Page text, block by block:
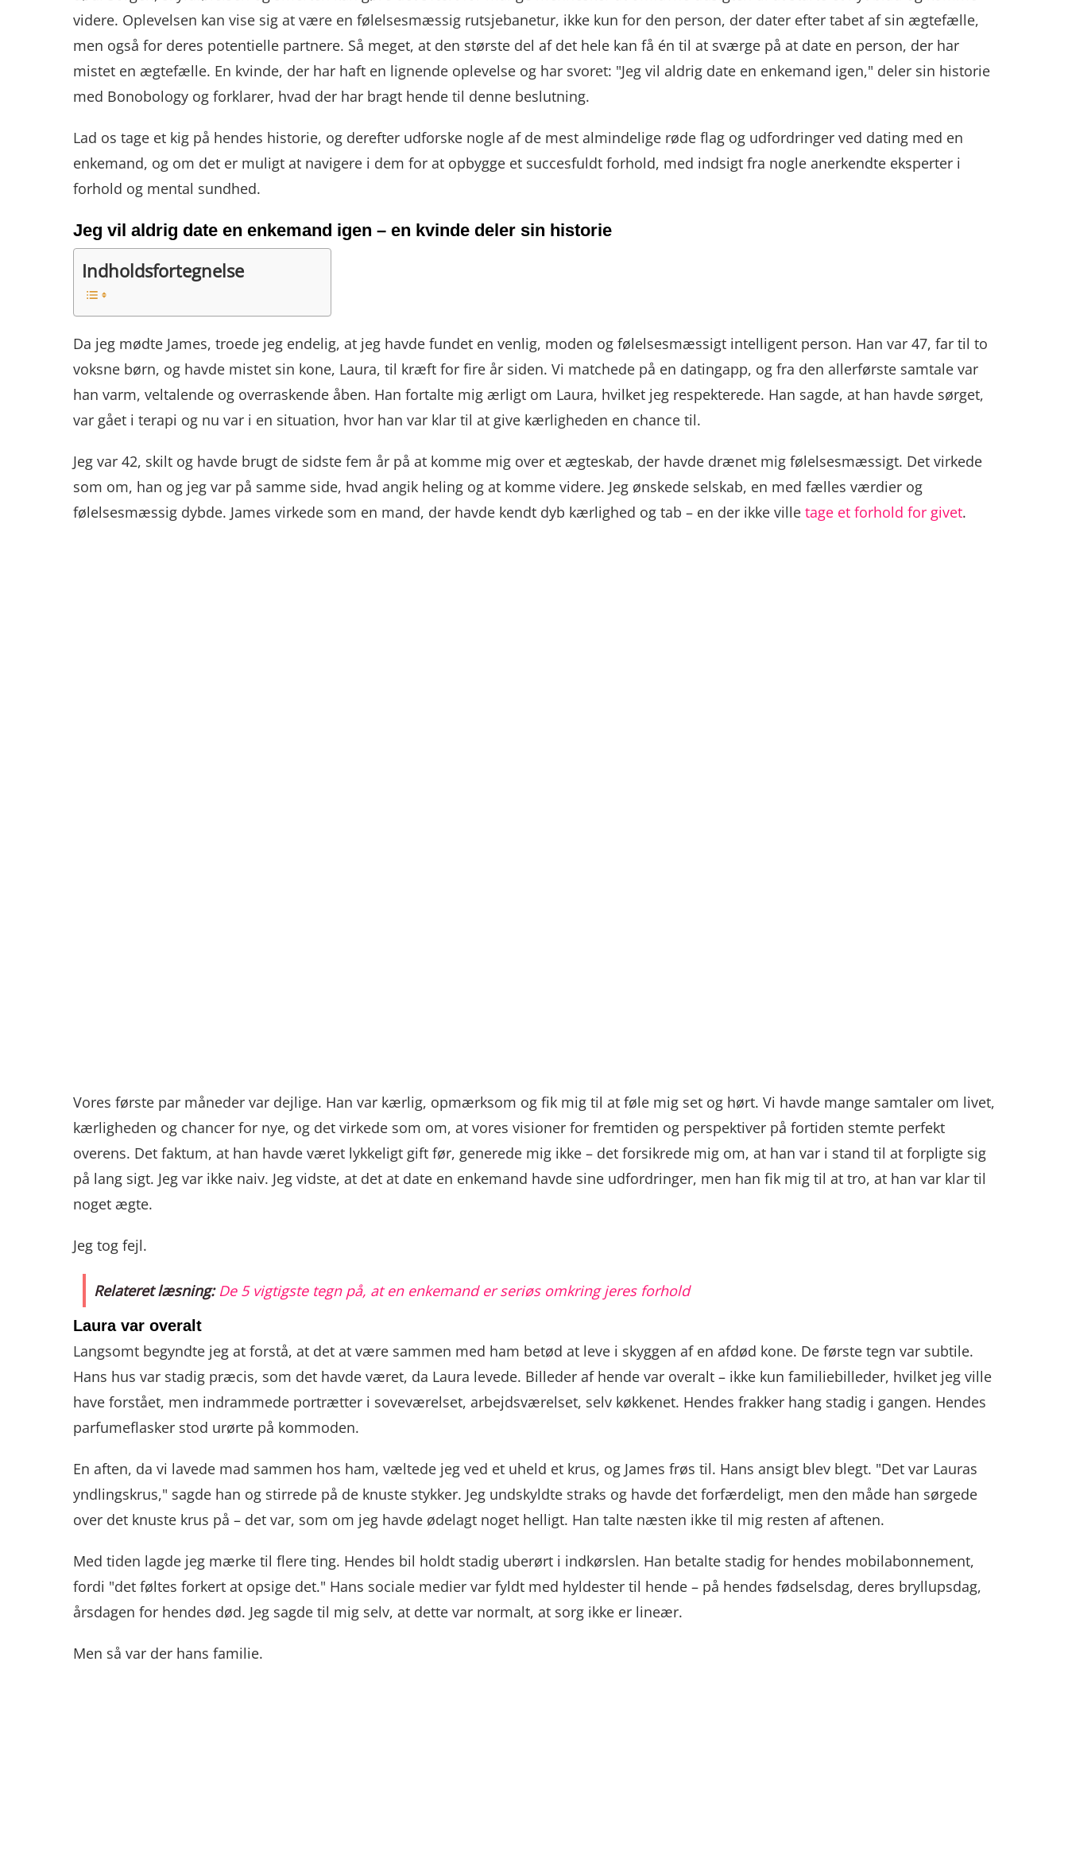
videre. Oplevelsen kan vise sig at være en følelsesmæssig rutsjebanetur, ikke kun for den person, der dater efter tabet af sin ægtefælle,
men også for deres potentielle partnere. Så meget, at den største del af det hele kan få én til at sværge på at date en person, der har
mistet en ægtefælle. En kvinde, der har haft en lignende oplevelse og har svoret: "Jeg vil aldrig date en enkemand igen," deler sin historie
med Bonobology og forklarer, hvad der har bragt hende til denne beslutning.
Lad os tage et kig på hendes historie, og derefter udforske nogle af de mest almindelige røde flag og udfordringer ved dating med en
enkemand, og om det er muligt at navigere i dem for at opbygge et succesfuldt forhold, med indsigt fra nogle anerkendte eksperter i
forhold og mental sundhed.
Jeg vil aldrig date en enkemand igen – en kvinde deler sin historie
Indholdsfortegnelse
Da jeg mødte James, troede jeg endelig, at jeg havde fundet en venlig, moden og følelsesmæssigt intelligent person. Han var 47, far til to
voksne børn, og havde mistet sin kone, Laura, til kræft for fire år siden. Vi matchede på en datingapp, og fra den allerførste samtale var
han varm, veltalende og overraskende åben. Han fortalte mig ærligt om Laura, hvilket jeg respekterede. Han sagde, at han havde sørget,
var gået i terapi og nu var i en situation, hvor han var klar til at give kærligheden en chance til.
Jeg var 42, skilt og havde brugt de sidste fem år på at komme mig over et ægteskab, der havde drænet mig følelsesmæssigt. Det virkede
som om, han og jeg var på samme side, hvad angik heling og at komme videre. Jeg ønskede selskab, en med fælles værdier og
følelsesmæssig dybde. James virkede som en mand, der havde kendt dyb kærlighed og tab – en der ikke ville tage et forhold for givet.
Vores første par måneder var dejlige. Han var kærlig, opmærksom og fik mig til at føle mig set og hørt. Vi havde mange samtaler om livet,
kærligheden og chancer for nye, og det virkede som om, at vores visioner for fremtiden og perspektiver på fortiden stemte perfekt
overens. Det faktum, at han havde været lykkeligt gift før, generede mig ikke – det forsikrede mig om, at han var i stand til at forpligte sig
på lang sigt. Jeg var ikke naiv. Jeg vidste, at det at date en enkemand havde sine udfordringer, men han fik mig til at tro, at han var klar til
noget ægte.
Jeg tog fejl.
Relateret læsning: De 5 vigtigste tegn på, at en enkemand er seriøs omkring jeres forhold
Laura var overalt
Langsomt begyndte jeg at forstå, at det at være sammen med ham betød at leve i skyggen af ​​en afdød kone. De første tegn var subtile.
Hans hus var stadig præcis, som det havde været, da Laura levede. Billeder af hende var overalt – ikke kun familiebilleder, hvilket jeg ville
have forstået, men indrammede portrætter i soveværelset, arbejdsværelset, selv køkkenet. Hendes frakker hang stadig i gangen. Hendes
parfumeflasker stod urørte på kommoden.
En aften, da vi lavede mad sammen hos ham, væltede jeg ved et uheld et krus, og James frøs til. Hans ansigt blev blegt. "Det var Lauras
yndlingskrus," sagde han og stirrede på de knuste stykker. Jeg undskyldte straks og havde det forfærdeligt, men den måde han sørgede
over det knuste krus på – det var, som om jeg havde ødelagt noget helligt. Han talte næsten ikke til mig resten af ​​aftenen.
Med tiden lagde jeg mærke til flere ting. Hendes bil holdt stadig uberørt i indkørslen. Han betalte stadig for hendes mobilabonnement,
fordi "det føltes forkert at opsige det." Hans sociale medier var fyldt med hyldester til hende – på hendes fødselsdag, deres bryllupsdag,
årsdagen for hendes død. Jeg sagde til mig selv, at dette var normalt, at sorg ikke er lineær.
Men så var der hans familie.